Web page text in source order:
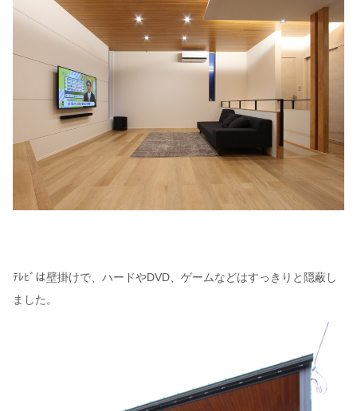
ﾃﾚﾋﾞは壁掛けで、ハードやDVD、ゲームなどはすっきりと隠蔽し
ました。